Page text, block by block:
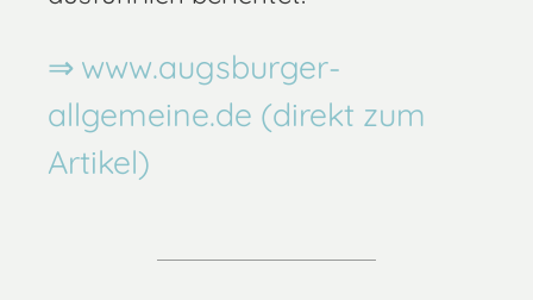
www.augsburger-
allgemeine.de (direkt zum
Artikel)